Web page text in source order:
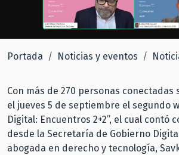
Portada Noticias y eventos
Con más de 270 personas conectadas
el jueves 5 de septiembre el segundo
Digital: Encuentros 2+2”, el cual contó
desde la Secretaría de Gobierno
abogada en derecho y tecnología,